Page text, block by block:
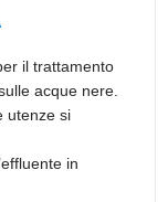
il trattamento
acque nere.
utenze si
in